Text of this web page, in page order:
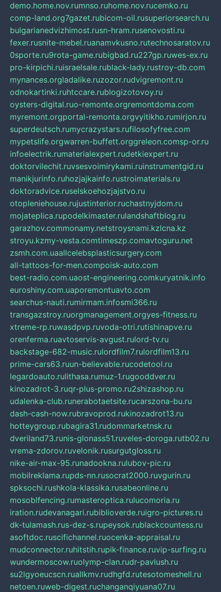
demo.home.nov.rumnso.ruhome.nov.rucemko.ru
comp-land.org7gazet.rubicom-oil.rusuperiorsearch.ru
bulgarianedvizhimost.rusn-hram.rusenovosti.ru
fexer.rusnite-mebel.ruanamvkusno.rutechnosaratov.ru
0sporte.ru9rota-game.rubigbad.ru227gp.ruwes-ex.ru
pro-kirpichi.ruisraelsale.rublack-lady.rustroy-db.com
mynances.orgladalike.ruzozor.rudvigremont.ru
odnokartinki.ruhtccare.rublogizotovoy.ru
oysters-digital.ruo-remonte.orgremontdoma.com
myremont.orgportal-remonta.orgvyitikho.rumirjon.ru
superdeutsch.rumycrazystars.rufilosofyfree.com
mypetslife.orgwarren-buffett.orggreleon.comsp-or.ru
infoelectrik.rumaterialexpert.rudetkiexpert.ru
doktorvilechit.ruvsesvoimirykami.ruinstrumentgid.ru
manikjurinfo.ruhozjajkainfo.rustroimaterials.ru
doktoradvice.ruselskoehozjajstvo.ru
otopleniehouse.rujustinterior.ruchastnyjdom.ru
mojateplica.rupodelkimaster.rulandshaftblog.ru
garazhov.commonamy.netstroysnami.kzlcna.kz
stroyu.kzmy-vesta.comtimeszp.comavtoguru.net
zsmh.com.uaallcelebsplasticsurgery.com
all-tattoos-for-men.compoisk-auto.com
best-radio.com.uaost-engineering.comkuryatnik.info
euroshiny.com.uaporemontuavto.com
searchus-nauti.rumirmam.infosmi366.ru
transgazstroy.ruorgmanagement.orgyes-fitness.ru
xtreme-rp.ruwasdpvp.ruvoda-otri.rutishinapve.ru
orenferma.ruavtoservis-avgust.rulord-tv.ru
backstage-682-music.rulordfilm7.rulordfilm13.ru
prime-cars63.ruun-believable.rucodetool.ru
legardoauto.rulithasa.rumuz-1.rugooddver.ru
kinozadrot-3.ruqr-plus-promo.ru2shizashop.ru
udalenka-club.runerabotaetsite.rucarszona-bu.ru
dash-cash-now.rubravoprod.rukinozadrot13.ru
hotteygroup.rubagira31.rudommarketnsk.ru
dveriland73.runis-glonass51.ruveles-doroga.rutb02.ru
vrema-zdorov.ruvelonik.rusurgutgloss.ru
nike-air-max-95.runadookna.rulubov-pic.ru
mobilreklama.rupds-nn.rusocrat2000.ruvgurin.ru
spksochi.rushkola-klassika.rusabeonline.ru
mosoblfencing.rumasteroptica.rulucomoria.ru
iration.rudevanagari.rubiblioverde.ruigro-pictures.ru
dk-tulamash.rus-dez-s.rupeysok.rublackcountess.ru
asoftdoc.ruscifichannel.ruocenka-appraisal.ru
mudconnector.ruhitstih.rupik-finance.ruvip-surfing.ru
wundermoscow.ruolymp-clan.rudr-pavlush.ru
su2lgyoeucscn.ruallkmv.rudhgfd.rutesotomeshell.ru
netoen.ruweb-digest.ruchanganqiyuana07.ru